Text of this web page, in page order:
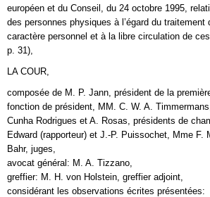
européen et du Conseil, du 24 octobre 1995,
des personnes physiques à l’égard du traitement
caractère personnel et à la libre circulation de
p. 31),
LA COUR,
composée de M. P. Jann, président de la
fonction de président, MM. C. W. A.
Cunha Rodrigues et A. Rosas, présidents de
Edward (rapporteur) et J.-P. Puissochet, Mme F.
Bahr, juges,
avocat général: M. A. Tizzano,
greffier: M. H. von Holstein, greffier adjoint,
considérant les observations écrites présentées: